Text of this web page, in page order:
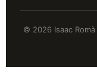
© 2026 Isaac